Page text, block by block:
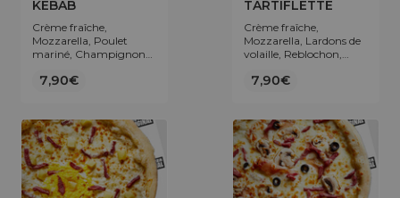
KEBAB
Crème fraîche,
Mozzarella, Poulet
mariné, Champignons,
7,90€
TARTIFLETTE
Crème fraîche,
Mozzarella, Lardons de
volaille, Reblochon,
7,90€